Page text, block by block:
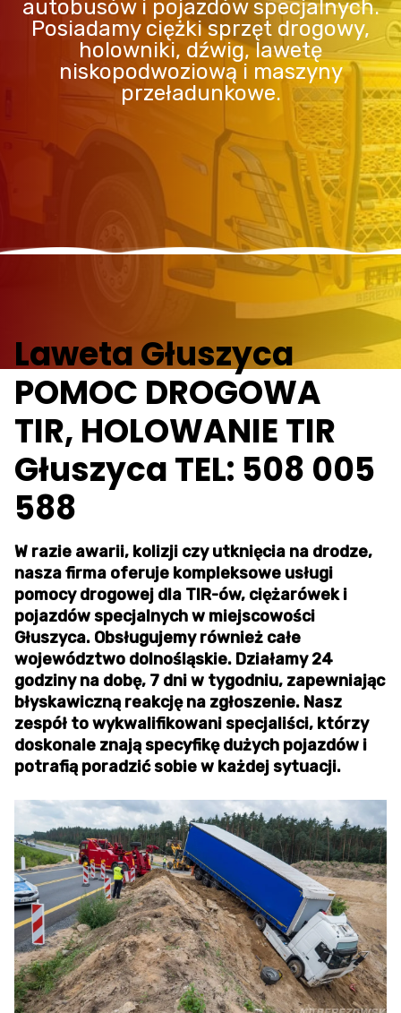
autobusów i pojazdów specjalnych.
Posiadamy ciężki sprzęt drogowy,
holowniki, dźwig, lawetę
niskopodwoziową i maszyny
przeładunkowe.
Laweta Głuszyca
POMOC DROGOWA
TIR, HOLOWANIE TIR
Głuszyca TEL: 508 005
588
W razie awarii, kolizji czy utknięcia na drodze,
nasza firma oferuje kompleksowe usługi
pomocy drogowej dla TIR-ów, ciężarówek i
pojazdów specjalnych w miejscowości
Głuszyca. Obsługujemy również całe
województwo dolnośląskie. Działamy 24
godziny na dobę, 7 dni w tygodniu, zapewniając
błyskawiczną reakcję na zgłoszenie. Nasz
zespół to wykwalifikowani specjaliści, którzy
doskonale znają specyfikę dużych pojazdów i
potrafią poradzić sobie w każdej sytuacji.